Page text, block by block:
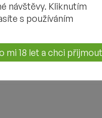
návštěvy. Kliknutím
s používáním
mi 18 let a chci